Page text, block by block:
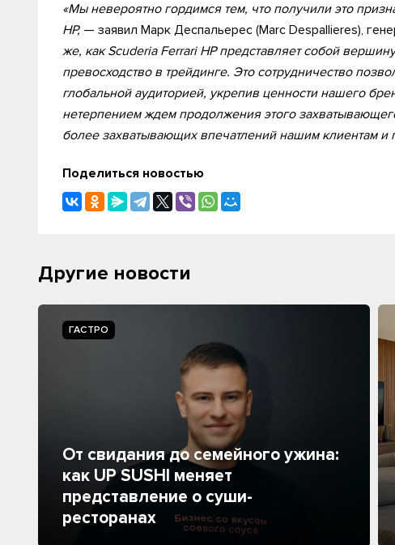
«Мы невероятно гордимся тем, что получили это
HP, — заявил Марк Деспальерес (Marc Despallieres),
же, как Scuderia Ferrari HP представляет собой
превосходство в трейдинге. Это сотрудничество
глобальной аудиторией, укрепив ценности нашего
нетерпением ждем продолжения этого
более захватывающих впечатлений нашим клиентам и
Поделиться новостью
Другие новости
ГАСТРО
От свидания до семейного ужина:
как UP SUSHI меняет
представление о суши-
ресторанах